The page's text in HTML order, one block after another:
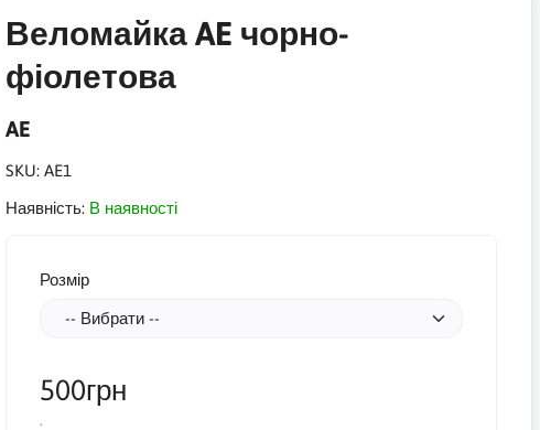
Веломайка AE чорно-
фіолетова
AE
SKU: AE1
Наявність: В наявності
Розмір
500грн
.